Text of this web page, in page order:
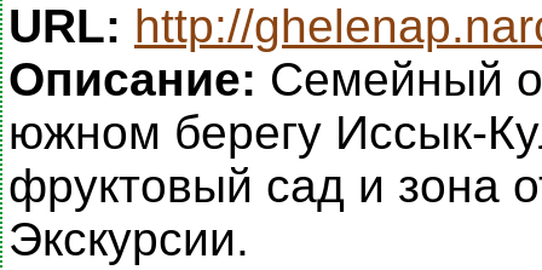
URL: http://
Описание: Семейный
южном берегу Иссык-
фруктовый сад и зона
Экскурсии.